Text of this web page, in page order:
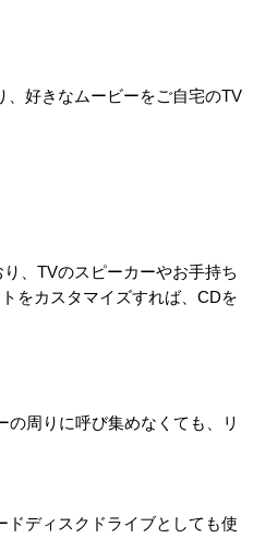
、好きなムービーをご自宅のTV
、TVのスピーカーやお手持ち
をカスタマイズすれば、CDを
周りに呼び集めなくても、リ
ドディスクドライブとしても使